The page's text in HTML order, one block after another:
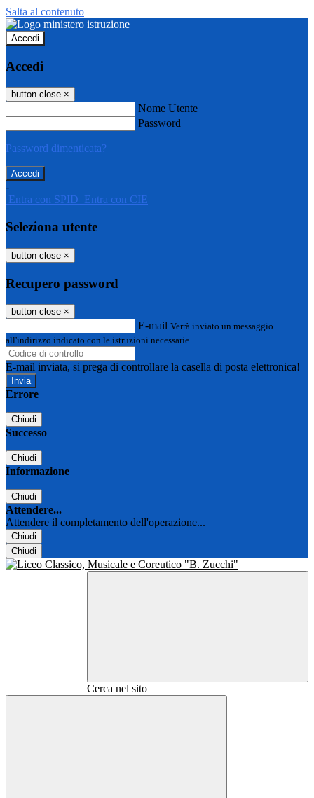
Salta al contenuto
Accedi
Accedi
button close ×
Nome Utente
Password
Password dimenticata?
-
Entra con SPID Entra con CIE
Seleziona utente
button close ×
Recupero password
button close ×
E-mail Verrà inviato un messaggio
all'indirizzo indicato con le istruzioni necessarie.
E-mail inviata, si prega di controllare la casella di posta elettronica!
Errore
Chiudi
Successo
Chiudi
Informazione
Chiudi
Attendere...
Attendere il completamento dell'operazione...
Chiudi
Chiudi
Cerca nel sito